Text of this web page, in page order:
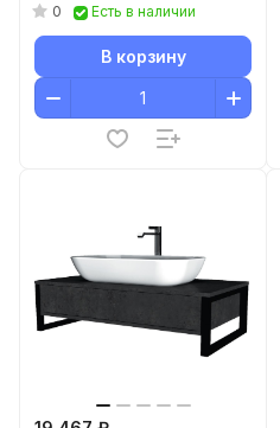
0 Есть в наличии
В корзину